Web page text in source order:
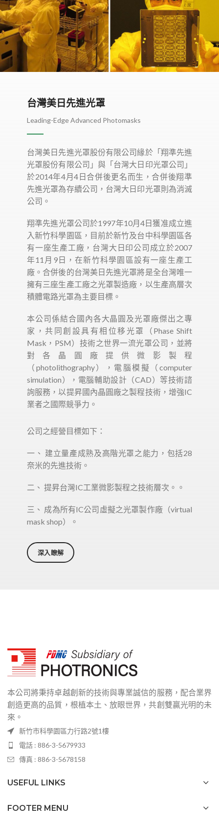
台灣美日先進光罩
Leading-Edge Advanced Photomasks
台灣美日先進光罩股份有限公司緣於「翔準先進
光罩股份有限公司」與「台灣大日印光罩公司」
於2014年4月4日合併後更名而生，合併後翔準
先進光罩為存續公司，台灣大日印光罩則為消滅
公司。
翔準先進光罩公司於1997年10月4日獲准成立進
入新竹科學園區，目前於新竹及台中科學園區各
有一座生產工廠，台灣大日印公司成立於2007
年11月9日，在新竹科學園區設有一座生產工
廠。合併後的台灣美日先進光罩將是全台灣唯一
擁有三座生產工廠之光罩製造廠，以生產高層次
積體電路光罩為主要目標。
本公司係結合國內各大晶圓及光罩廠傑出之專
家，共同創設具有相位移光罩（Phase Shift
Mask，PSM）技術之世界一流光罩公司，並將
對各晶圓廠提供微影製程
（photolithography），電腦模擬（computer
simulation），電腦輔助設計（CAD）等技術諮
詢服務，以提昇國內晶圓廠之製程技術，增強IC
業者之國際競爭力。
公司之經營目標如下：
一、 建立量產成熟及高階光罩之能力，包括28
奈米的先進技術。
二、 提昇台灣IC工業微影製程之技術層次。。
三、 成為所有IC公司虛擬之光罩製作廠（virtual
mask shop）。
深入瞭解
本公司將秉持卓越創新的技術與專業誠信的服務，配合業界
創造更高的品質，根植本土、放眼世界，共創雙贏光明的未
來。
新竹市科學園區力行路2號1樓
電話 : 886-3-5679933
傳真 : 886-3-5678158
USEFUL LINKS
FOOTER MENU